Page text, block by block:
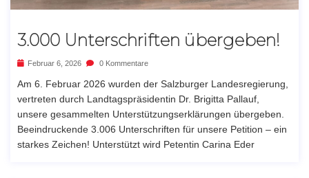
3.000 Unterschriften übergeben!
Februar 6, 2026 0 Kommentare
Am 6. Februar 2026 wurden der Salzburger Landesregierung,
vertreten durch Landtagspräsidentin Dr. Brigitta Pallauf,
unsere gesammelten Unterstützungserklärungen übergeben.
Beeindruckende 3.006 Unterschriften für unsere Petition – ein
starkes Zeichen! Unterstützt wird Petentin Carina Eder